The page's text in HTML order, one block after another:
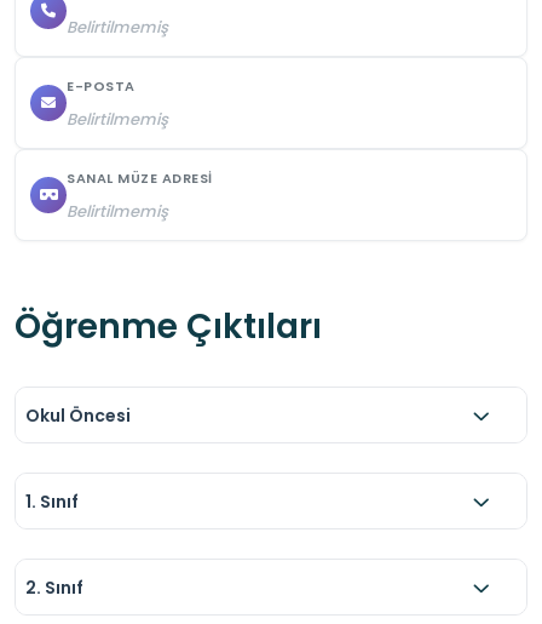
Belirtilmemiş
E-POSTA
Belirtilmemiş
SANAL MÜZE ADRESI
Belirtilmemiş
Öğrenme Çıktıları
Okul Öncesi
1. Sınıf
2. Sınıf